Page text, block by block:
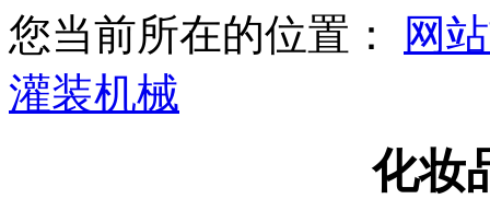
您当前所在的位置：
网
灌装机械
化妆